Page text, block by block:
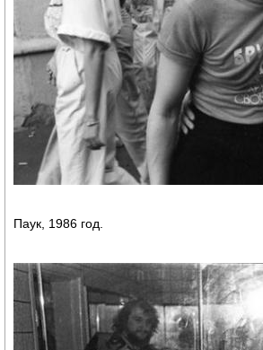
Паук, 1986 год.